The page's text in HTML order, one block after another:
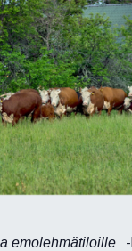
emolehmätiloille